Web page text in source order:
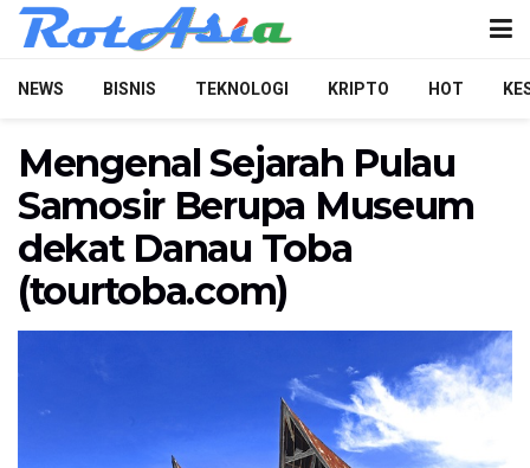
NEWS BISNIS TEKNOLOGI KRIPTO HOT
Mengenal Sejarah Pulau
Samosir Berupa Museum
dekat Danau Toba
(tourtoba.com)